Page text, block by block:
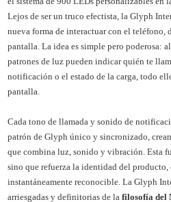
Lejos de ser un truco efectista, la Glyph
nueva forma de interactuar con el teléfono,
pantalla. La idea es simple pero poderosa:
patrones de luz pueden indicar quién te
notificación o el estado de la carga, todo
pantalla.
Cada tono de llamada y sonido de
patrón de Glyph único y sincronizado,
que combina luz, sonido y vibración. Esta
sino que refuerza la identidad del
instantáneamente reconocible. La Glyph
arriesgadas y definitorias de la filosofía del